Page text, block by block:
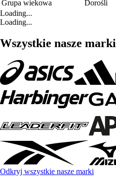
Grupa wiekowa
Dorośli
Loading...
Loading...
Wszystkie nasze marki
Odkryj wszystkie nasze marki